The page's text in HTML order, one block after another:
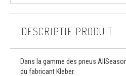
DESCRIPTIF PRODUIT
Dans la gamme des pneus
du fabricant Kleber.